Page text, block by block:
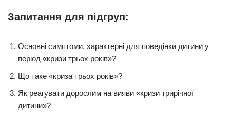
Запитання для підгруп:
Основні симптоми, характерні для поведінки дитини у
період «кризи трьох років»?
Що таке «криза трьох років»?
Як реагувати дорослим на вияви «кризи трирічної
дитини»?